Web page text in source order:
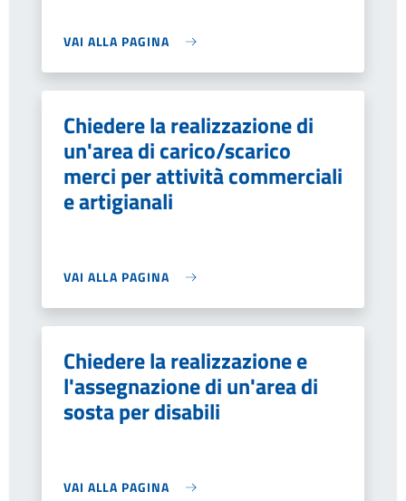
VAI ALLA PAGINA
Chiedere la realizzazione di
un'area di carico/scarico
merci per attività commerciali
e artigianali
VAI ALLA PAGINA
Chiedere la realizzazione e
l'assegnazione di un'area di
sosta per disabili
VAI ALLA PAGINA